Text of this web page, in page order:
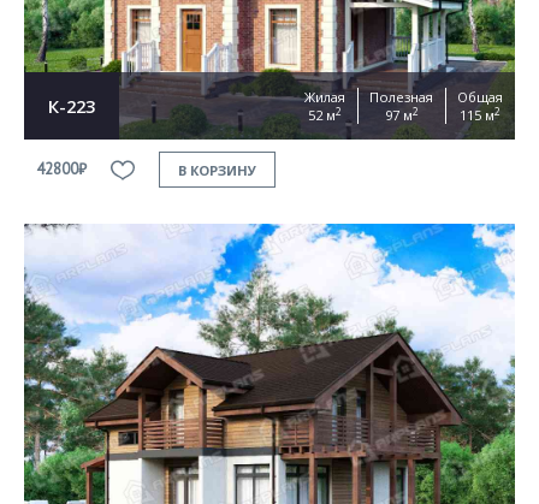
К-223
Жилая
52 м2
Полезная
97 м2
Общая
115 м2
42800₽ В КОРЗИНУ
ОТПРАВИТЬ